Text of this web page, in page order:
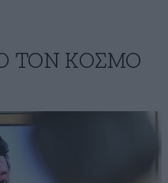
ΤΟΝ ΚΟΣΜΟ